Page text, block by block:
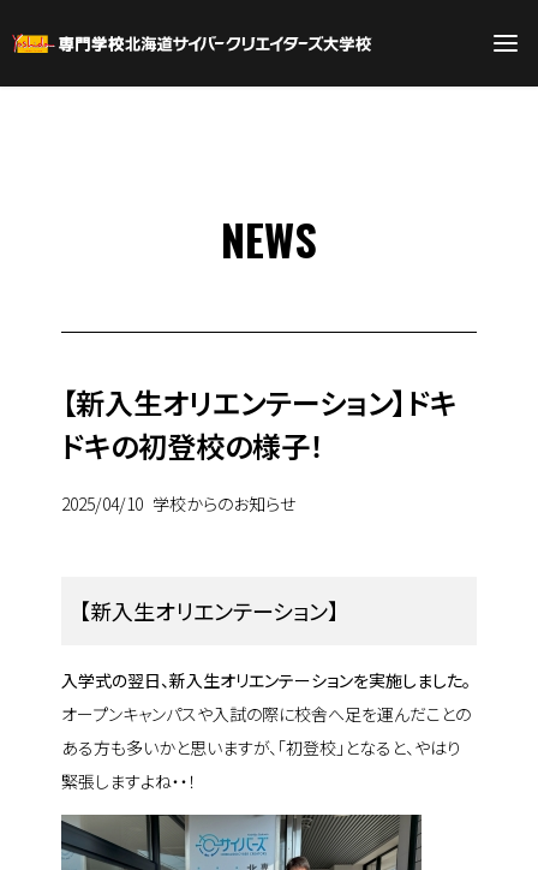
NEWS
【新入生オリエンテーション】ドキ
ドキの初登校の様子！
2025/04/10 学校からのお知らせ
【新入生オリエンテーション】
入学式の翌日、新入生オリエンテーションを実施しました。
オープンキャンパスや入試の際に校舎へ足を運んだことの
ある方も多いかと思いますが、「初登校」となると、やはり
緊張しますよね・・！